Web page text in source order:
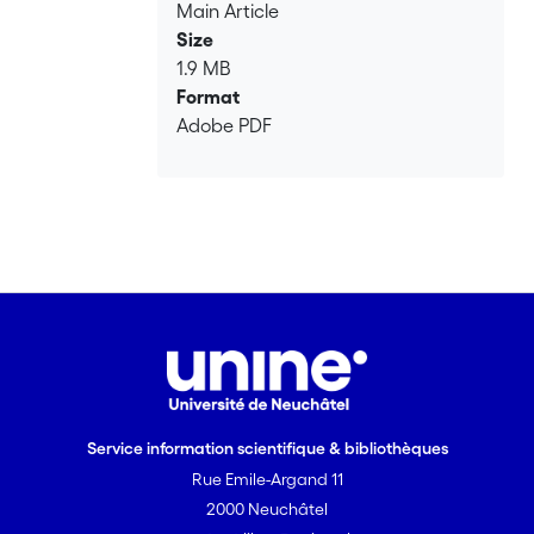
alors il suffit que y vienne à participer (à
un instant donné) à cette relation avec
x (ou qu’il vienne a cesser à cet instant
d’y participer) pour que x subisse un
changement extrinsèque; or si x
poser qu’il existe dans un temps
présentiste. Elle est conditionnée par
comme création par Dieu: elle explique
comment il est possible que Dieu existe
sans que l’univers existe (soit parce qu’il
Main Article
Size
1.9 MB
Format
Adobe PDF
Service information scientifique & bibliothèques
Rue Emile-Argand 11
2000 Neuchâtel